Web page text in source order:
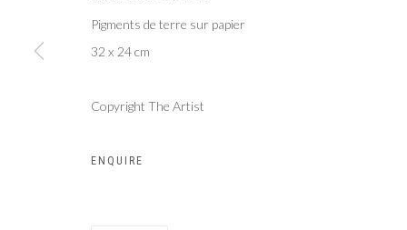
Pigments de terre sur papier
32 x 24 cm
Copyright The Artist
ENQUIRE